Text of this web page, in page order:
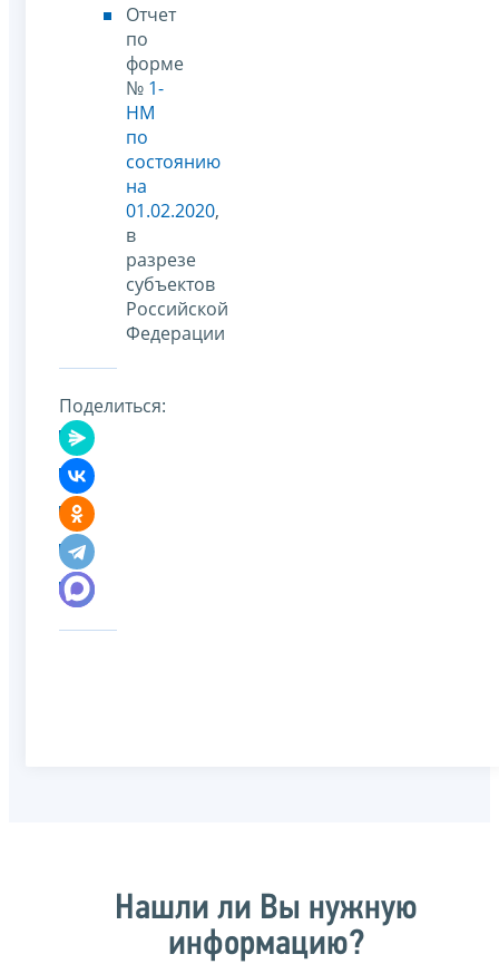
Отчет
по
форме
№ 1-
НМ
по
состоянию
на
01.02.2020,
в
разрезе
субъектов
Российской
Федерации
Поделиться:
Нашли ли Вы нужную
информацию?